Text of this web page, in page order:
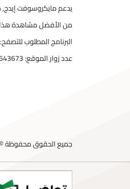
يدعم مايكروسوفت
من الأفضل مشاهدة هذا
البرنامج المطلوب للتصفح: Adobe Reader
عدد زوار الموقع:
جميع الحقوق محفوظة © 2026 وزارة